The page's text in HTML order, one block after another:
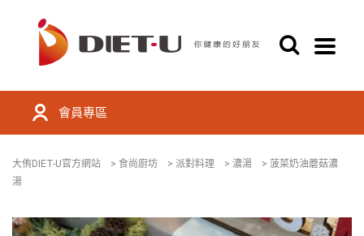
會員專區
大侑DIET-U官方網站 > 食尚廚坊 > 派對料理 > 濃湯 > 菠菜奶油蘑菇濃
湯